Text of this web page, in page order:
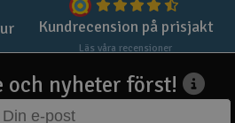
Kundrecension på prisjakt
Läs våra recensioner
och nyheter först!